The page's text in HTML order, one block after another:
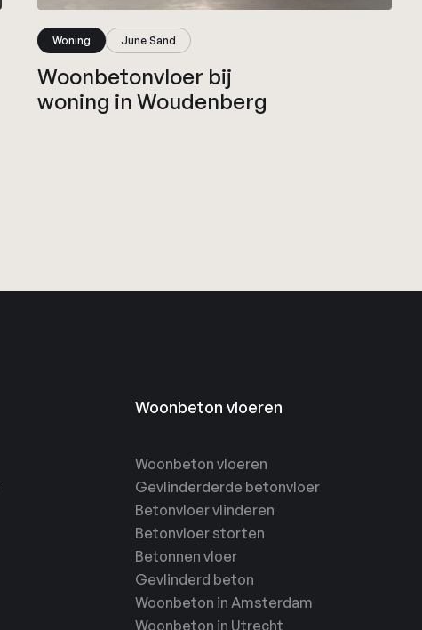
Woning June Sand
Woonbetonvloer bij
woning in Woudenberg
Woonbeton vloeren
Woonbeton vloeren
Gevlinderderde betonvloer
Betonvloer vlinderen
Betonvloer storten
Betonnen vloer
Gevlinderd beton
Woonbeton in Amsterdam
Woonbeton in Utrecht